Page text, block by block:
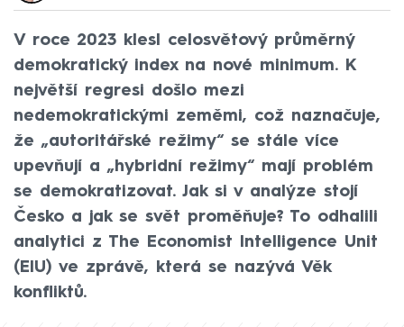
V roce 2023 klesl celosvětový průměrný
demokratický index na nové minimum. K
největší regresi došlo mezi
nedemokratickými zeměmi, což naznačuje,
že „autoritářské režimy“ se stále více
upevňují a „hybridní režimy“ mají problém
se demokratizovat. Jak si v analýze stojí
Česko a jak se svět proměňuje? To odhalili
analytici z The Economist Intelligence Unit
(EIU) ve zprávě, která se nazývá Věk
konfliktů.